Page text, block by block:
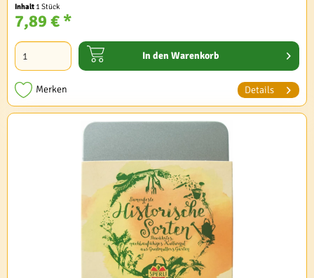
Inhalt 1 Stück
7,89 € *
In den Warenkorb
Merken Details